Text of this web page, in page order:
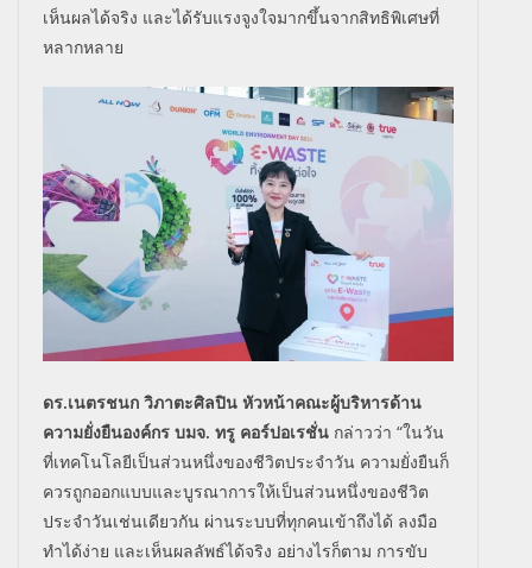
เห็นผลได้จริง และได้รับแรงจูงใจมากขึ้นจากสิทธิพิเศษที่
หลากหลาย
ดร.เนตรชนก วิภาตะศิลปิน หัวหน้าคณะผู้บริหารด้าน
ความยั่งยืนองค์กร บมจ. ทรู คอร์ปอเรชั่น กล่าวว่า “ในวัน
ที่เทคโนโลยีเป็นส่วนหนึ่งของชีวิตประจำวัน ความยั่งยืนก็
ควรถูกออกแบบและบูรณาการให้เป็นส่วนหนึ่งของชีวิต
ประจำวันเช่นเดียวกัน ผ่านระบบที่ทุกคนเข้าถึงได้ ลงมือ
ทำได้ง่าย และเห็นผลลัพธ์ได้จริง อย่างไรก็ตาม การขับ